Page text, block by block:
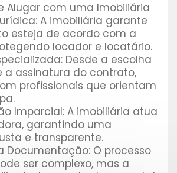
Alugar com uma Imobiliária
A imobiliária garante
esteja de acordo com a
locador e locatário.
Desde a escolha
a assinatura do contrato,
profissionais que orientam
Imparcial: A imobiliária atua
garantindo uma
e transparente.
Documentação: O processo
ser complexo, mas a